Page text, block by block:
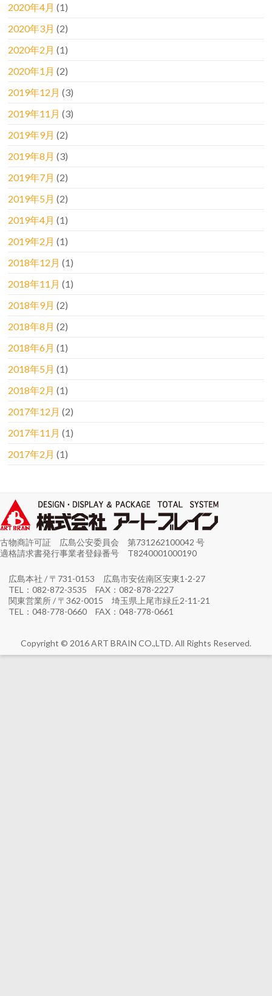
2020年4月 (1)
2020年3月 (2)
2020年2月 (1)
2020年1月 (2)
2019年12月 (3)
2019年11月 (3)
2019年9月 (2)
2019年8月 (3)
2019年7月 (2)
2019年5月 (2)
2019年4月 (1)
2019年2月 (1)
2018年12月 (1)
2018年11月 (1)
2018年9月 (2)
2018年8月 (2)
2018年6月 (1)
2018年5月 (1)
2018年2月 (1)
2017年12月 (2)
2017年11月 (1)
2017年2月 (1)
古物商許可証 広島公安委員会 第731262100042 号
適格請求書発行事業者登録番号 T8240001000190
広島本社 / 〒731-0153 広島市安佐南区安東1-2-27
TEL：082-872-3535 FAX：082-878-2227
関東営業所 / 〒362-0015 埼玉県上尾市緑丘2-11-21
TEL：048-778-0660 FAX：048-778-0661
Copyright © 2016 ART BRAIN CO.,LTD. All Rights Reserved.